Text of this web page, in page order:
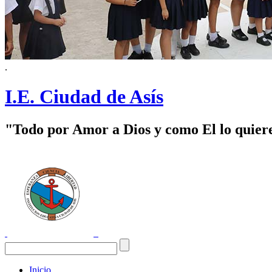
.
I.E. Ciudad de Asís
"Todo por Amor a Dios y como El lo
Inicio